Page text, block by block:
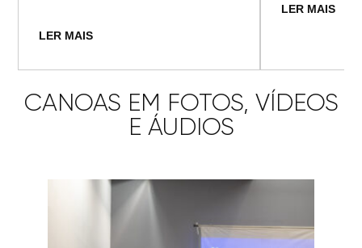
LER MAIS
LER MAIS
CANOAS EM FOTOS, VÍDEOS
E ÁUDIOS